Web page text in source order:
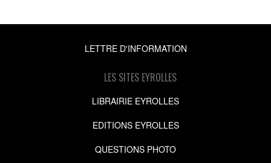
LETTRE D'INFORMATION
LES SITES EYROLLES
LIBRAIRIE EYROLLES
EDITIONS EYROLLES
QUESTIONS PHOTO